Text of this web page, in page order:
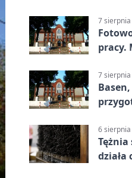
7
pracy.
7
6
działa